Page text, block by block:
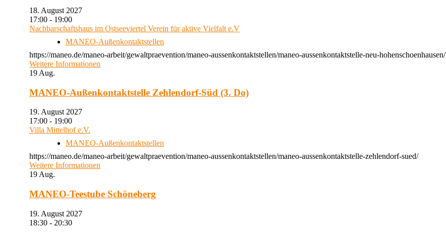
18. August 2027
17:00 - 19:00
Nachbarschaftshaus im Ostseeviertel Verein für aktive Vielfalt e.V
MANEO-Außenkontaktstellen
https://maneo.de/maneo-arbeit/gewaltpraevention/maneo-aussenkontaktstellen/maneo-aussenkontaktstelle-neu-hohenschoenhausen/
Weitere Informationen
19 Aug.
MANEO-Außenkontaktstelle Zehlendorf-Süd (3. Do)
19. August 2027
17:00 - 19:00
Villa Mittelhof e.V.
MANEO-Außenkontaktstellen
https://maneo.de/maneo-arbeit/gewaltpraevention/maneo-aussenkontaktstellen/maneo-aussenkontaktstelle-zehlendorf-sued/
Weitere Informationen
19Aug.
MANEO-Teestube Schöneberg
19. August 2027
18:30 - 20:30